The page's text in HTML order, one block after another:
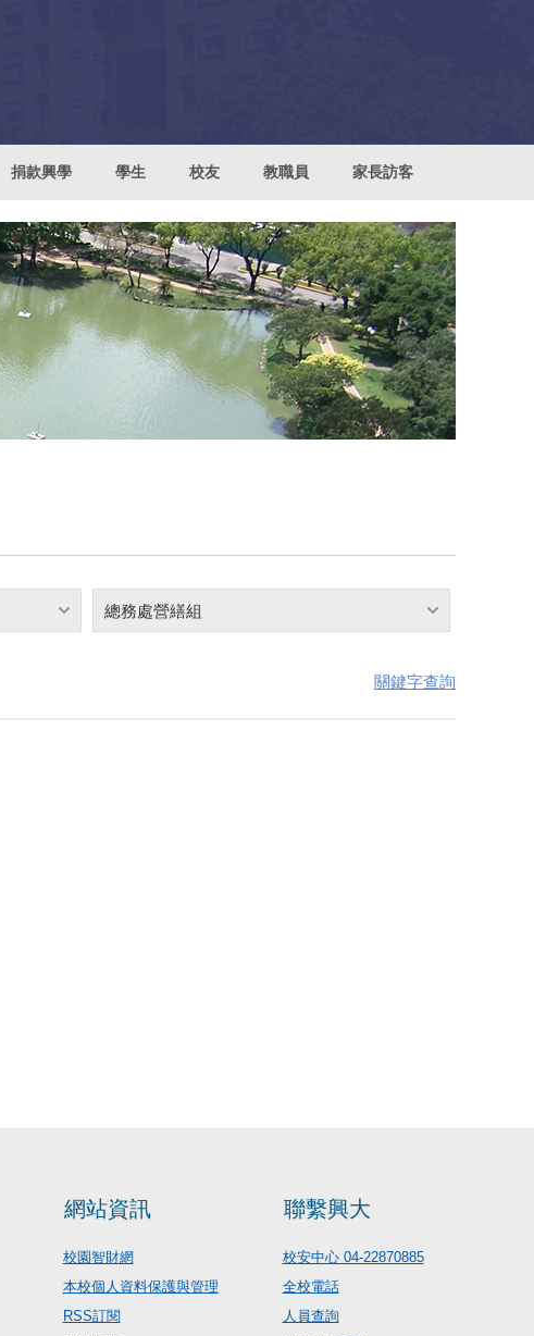
捐款興學 學生 校友 教職員 家長訪客
總務處營繕組
關鍵字查詢
網站資訊
校園智財網
本校個人資料保護與管理
RSS訂閱
聯繫興大
校安中心 04-22870885
全校電話
人員查詢